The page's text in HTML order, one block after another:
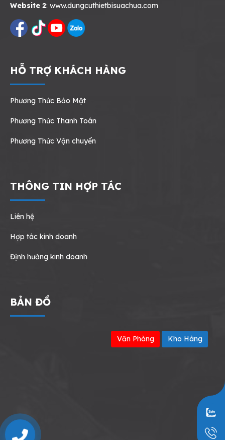
Website 2: www.dungcuthietbisuachua.com
HỖ TRỢ KHÁCH HÀNG
Phương Thức Bảo Mật
Phương Thức Thanh Toán
Phương Thức Vận chuyển
THÔNG TIN HỢP TÁC
Liên hệ
Hợp tác kinh doanh
Định hướng kinh doanh
BẢN ĐỒ
Văn Phòng Kho Hàng
0909797251